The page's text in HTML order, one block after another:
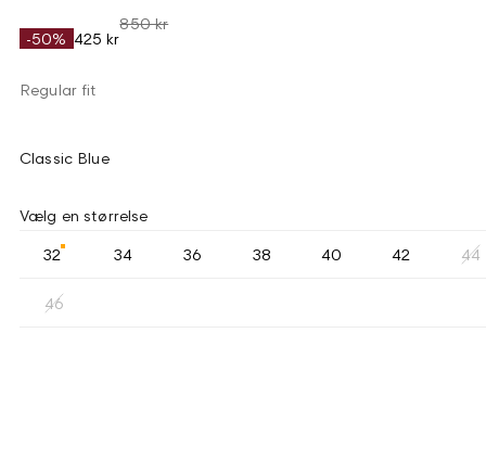
-50% 425 kr
850 kr
Regular fit
Classic Blue
Vælg en størrelse
32 34 36 38 40 42 44
46